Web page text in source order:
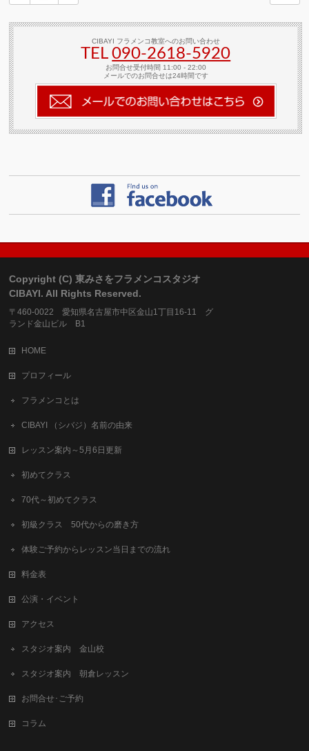
CIBAYI フラメンコ教室へのお問い合わせ
TEL090-2618‐5920
お問合せ受付時間 11:00 - 22:00
メールでのお問合せは24時間です
Copyright (C) 東みさをフラメンコスタジオ
CIBAYI. All Rights Reserved.
〒460-0022 愛知県名古屋市中区金山1丁目16-11 グ
ランド金山ビル B1
HOME
プロフィール
フラメンコとは
CIBAYI （シバジ）名前の由来
レッスン案内～5月6日更新
初めてクラス
70代～初めてクラス
初級クラス 50代からの磨き方
体験ご予約からレッスン当日までの流れ
料金表
公演・イベント
アクセス
スタジオ案内 金山校
スタジオ案内 朝倉レッスン
お問合せ･ご予約
コラム